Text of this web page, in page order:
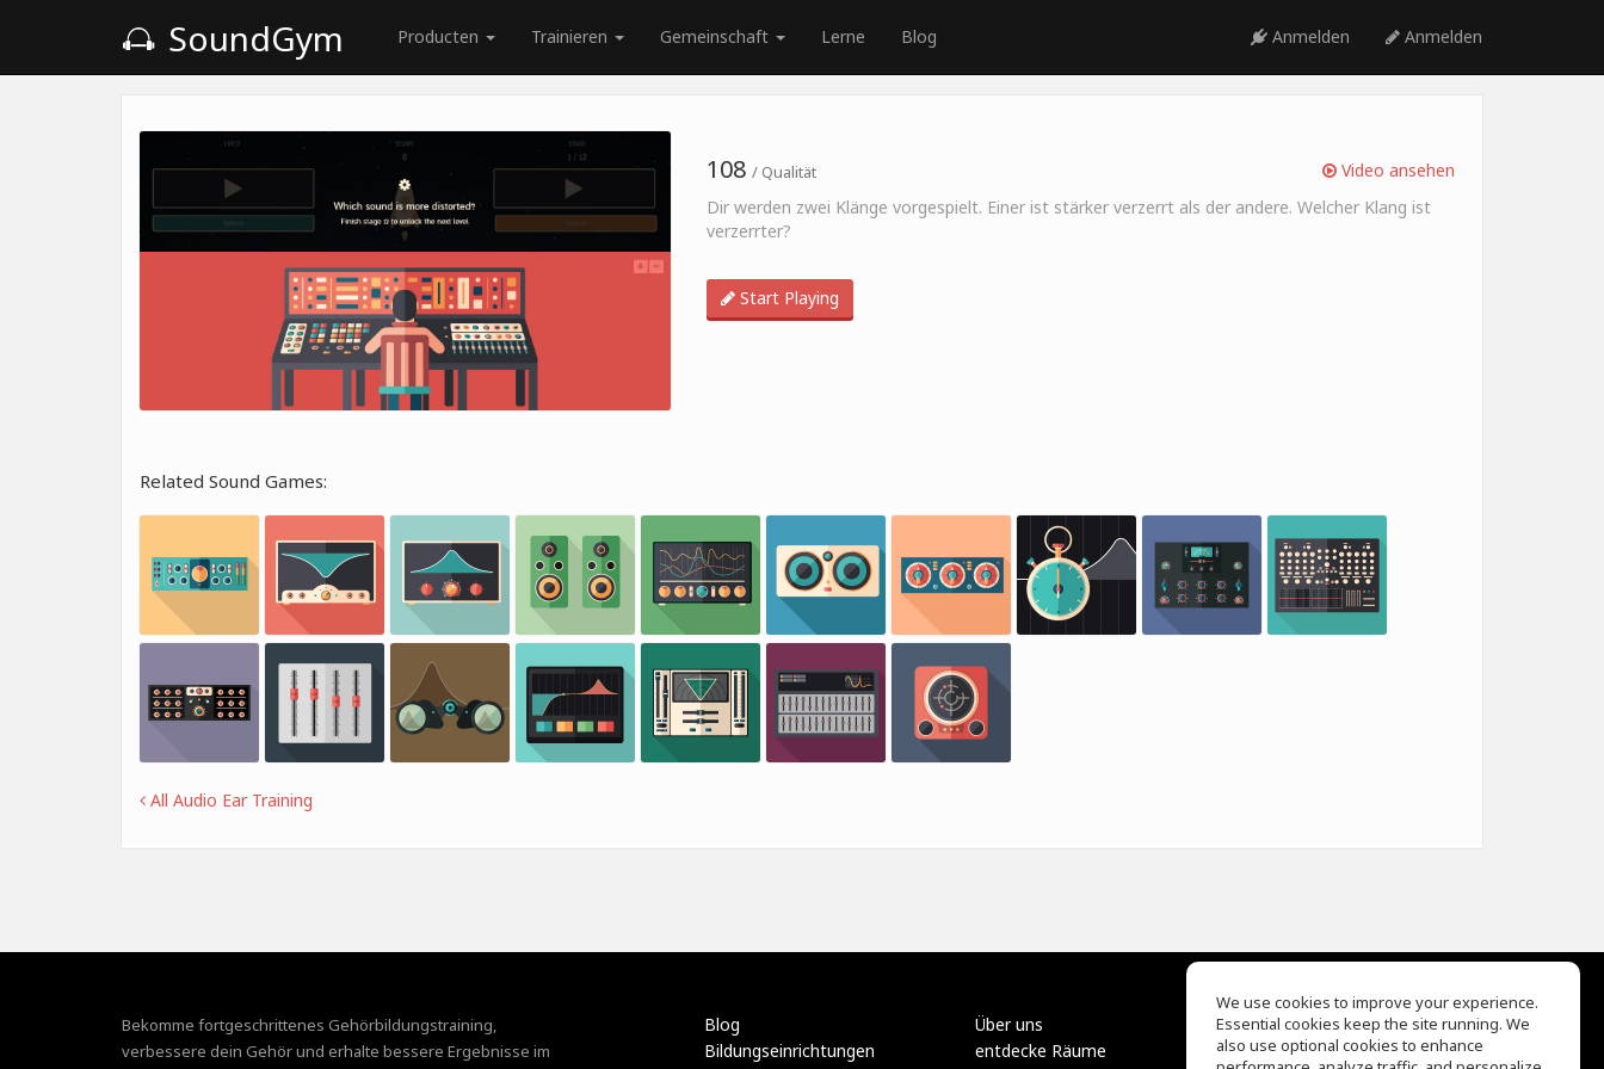
SoundGym Producten Trainieren Gemeinschaft Lerne Blog Anmelden Anmelden
Video ansehen
108 / Qualität
Dir werden zwei Klänge vorgespielt. Einer ist stärker verzerrt als der andere. Welcher Klang ist
verzerrter?
Start Playing
Related Sound Games:
All Audio Ear Training
Bekomme fortgeschrittenes Gehörbildungstraining,
verbessere dein Gehör und erhalte bessere Ergebnisse im
Blog
Bildungseinrichtungen
Über uns
entdecke Räume
EQ Ear Training
Drum Machine
We use cookies to improve your experience.
Essential cookies keep the site running. We
also use optional cookies to enhance